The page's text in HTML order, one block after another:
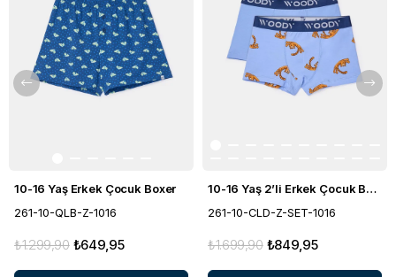
10-16 Yaş Erkek Çocuk Boxer
261-10-QLB-Z-1016
₺649,95
₺1.299,90
10-16 Yaş 2’li Erkek Çocuk Boxer
261-10-CLD-Z-SET-1016
₺849,95
₺1.699,90